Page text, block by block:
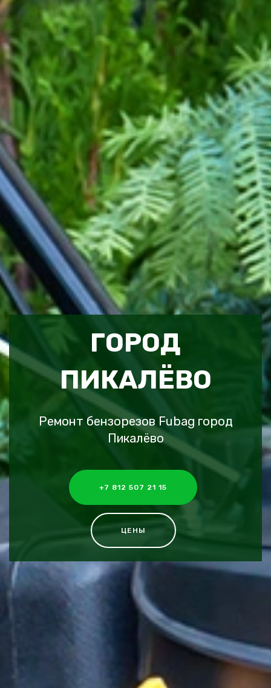
ГОРОД
ПИКАЛЁВО
Ремонт бензорезов Fubag город
Пикалёво
+7 812 507 21 15
ЦЕНЫ